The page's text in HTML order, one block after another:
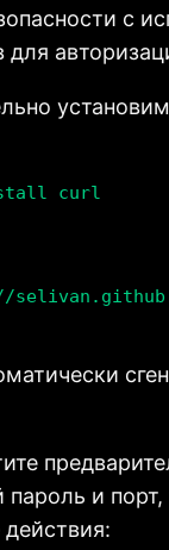
с
для
curl
пароль и